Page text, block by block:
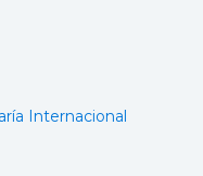
Internacional